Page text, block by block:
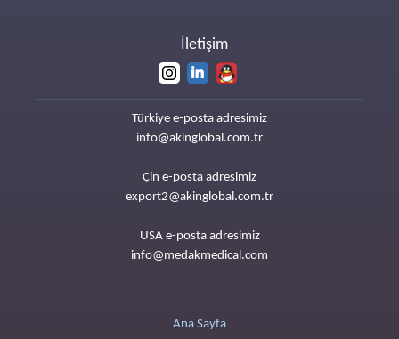
İletişim
Türkiye e-posta adresimiz
info@akinglobal.com.tr
Çin e-posta adresimiz
export2@akinglobal.com.tr
USA e-posta adresimiz
info@medakmedical.com
Ana Sayfa